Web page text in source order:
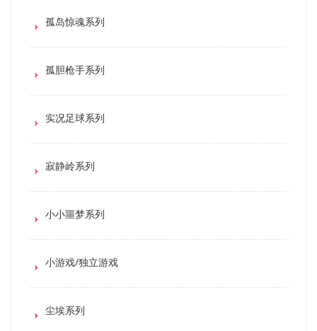
孤岛惊魂系列
孤胆枪手系列
实况足球系列
寂静岭系列
小小噩梦系列
小游戏/独立游戏
尘埃系列